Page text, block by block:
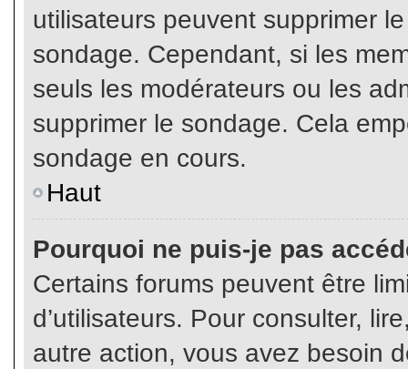
utilisateurs peuvent supprimer
sondage. Cependant, si les
seuls les modérateurs ou les
supprimer le sondage. Cela
sondage en cours.
Haut
Pourquoi ne puis-je pas
Certains forums peuvent être
d’utilisateurs. Pour consulter,
autre action, vous avez besoin